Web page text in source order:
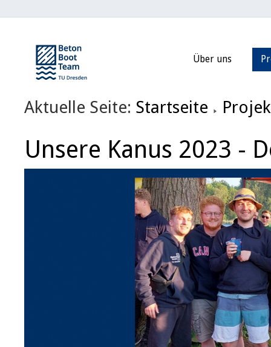
Über uns
Aktuelle Seite: Startseite
Unsere Kanus 2023 -